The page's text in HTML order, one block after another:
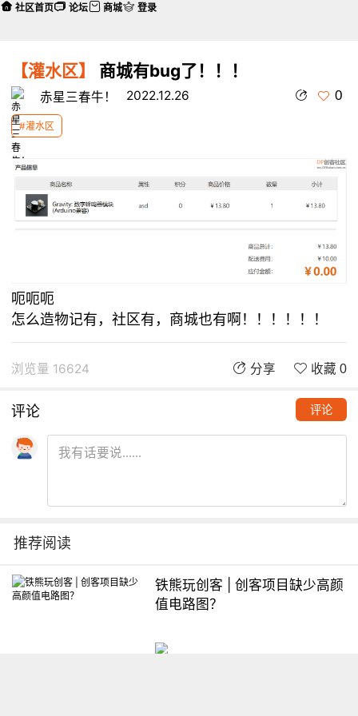
【灌水区】 商城有bug了！！！
赤星三春牛！ 2022.12.26 0
#灌水区
呃呃呃
怎么造物记有，社区有，商城也有啊！！！！！！
浏览量 16624 分享 收藏 0
评论 评论
推荐阅读
铁熊玩创客 | 创客项目缺少高颜
值电路图？
社区首页 论坛 商城 登录